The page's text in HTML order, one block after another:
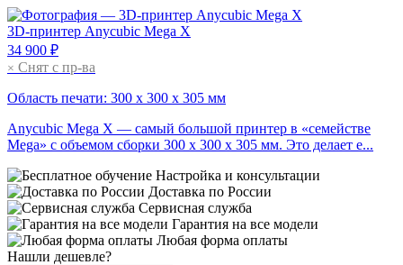
3D-принтер Anycubic Mega X
34 900 ₽
× Снят с пр-ва
Область печати: 300 х 300 х 305 мм
Anycubic Mega X — самый большой принтер в «семействе
Mega» с объемом сборки 300 x 300 x 305 мм. Это делает е...
Настройка и консультации
Доставка по России
Сервисная служба
Гарантия на все модели
Любая форма оплаты
Нашли дешевле?